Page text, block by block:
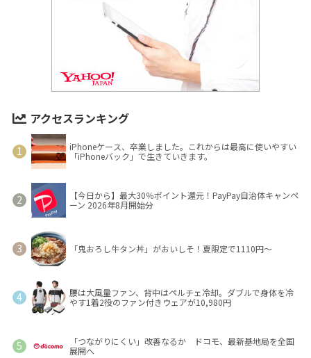
アクセスランキング
iPhoneケース、卒業しました。これからは最高に使いやすい
「iPhoneバック」で生きていきます。
【今日から】最大30％ポイント還元！PayPay自治体キャンペ
ーン 2026年8月開始分
「鬼おろし牛タン丼」がおいしそ！夏限定で1110円～
腰は大風量ファン、背中はペルチェ冷却。ダブルで身体を冷
やす1着2役のファン付きウェアが10,980円
「つながりにくい」改善なるか ドコモ、最新基地局を全国
展開へ